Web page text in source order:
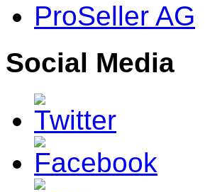
ProSeller AG
Social Media